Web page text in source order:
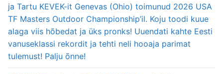
ja Tartu KEVEK-it Genevas (Ohio) toimunud 2026 USA
TF Masters Outdoor Championship’il. Koju toodi kuue
alaga viis hõbedat ja üks pronks! Uuendati kahte Eesti
vanuseklassi rekordit ja tehti neli hooaja parimat
tulemust! Palju õnne!